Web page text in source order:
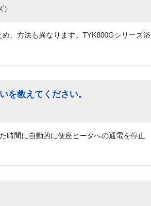
、方法も異なります。TYK800Gシリーズ浴
を教えてください。
時間に自動的に便座ヒータへの通電を停止